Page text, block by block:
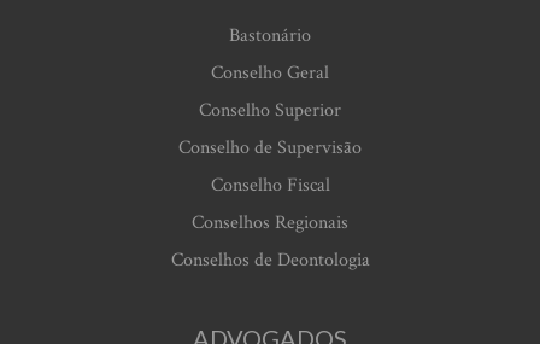
Bastonário
Conselho Geral
Conselho Superior
Conselho de Supervisão
Conselho Fiscal
Conselhos Regionais
Conselhos de Deontologia